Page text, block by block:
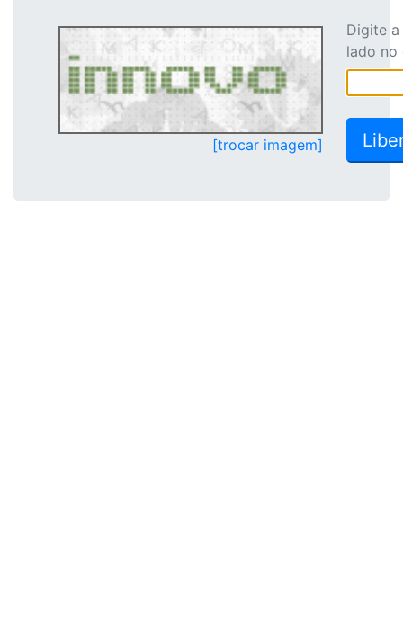
[trocar imagem]
Digite
lado no